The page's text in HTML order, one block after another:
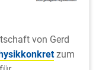
von Gerd
zum